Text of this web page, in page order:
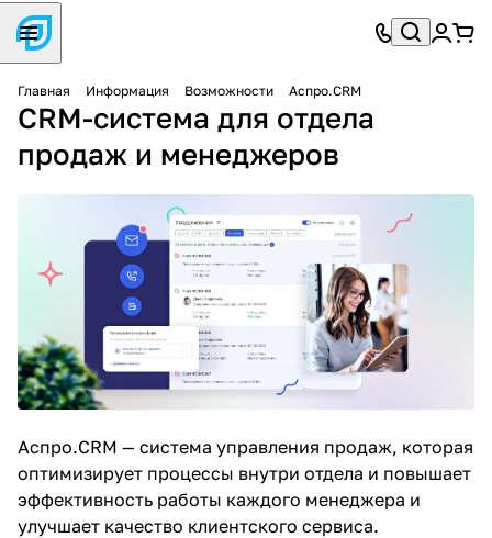
Главная Информация Возможности Аспро.CRM
CRM-система для отдела
продаж и менеджеров
Аспро.CRM — система управления продаж, которая
оптимизирует процессы внутри отдела и повышает
эффективность работы каждого менеджера и
улучшает качество клиентского сервиса.